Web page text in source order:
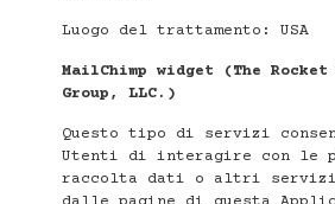
Luogo del trattamento: USA
MailChimp widget (The Rocket
Group, LLC.)
Questo tipo di servizi
Utenti di interagire con le
raccolta dati o altri servizi